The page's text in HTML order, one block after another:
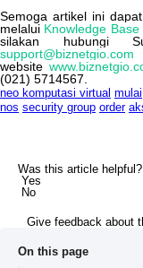
Semoga artikel ini dapat
melalui Knowledge Base
silakan
hubungi
support@biznetgio com
website www. biznetgio.
(021) 5714567
neo komputasi virtual mulai
nos security group order
Was this article helpful?
Yes
No
Give feedback about
On this page